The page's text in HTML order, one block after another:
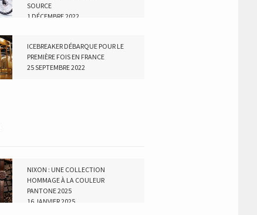
SOURCE
1 DÉCEMBRE 2022
ICEBREAKER DÉBARQUE POUR LE
PREMIÈRE FOIS EN FRANCE
25 SEPTEMBRE 2022
NIXON : UNE COLLECTION
HOMMAGE À LA COULEUR
PANTONE 2025
16 JANVIER 2025